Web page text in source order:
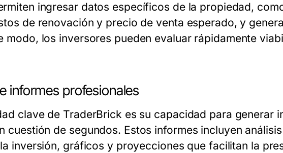
ingresar datos específicos de la propiedad,
de renovación y precio de venta esperado, y
modo, los inversores pueden evaluar rápidamente
informes profesionales
clave de TraderBrick es su capacidad para generar
cuestión de segundos. Estos informes incluyen
inversión, gráficos y proyecciones que facilitan la